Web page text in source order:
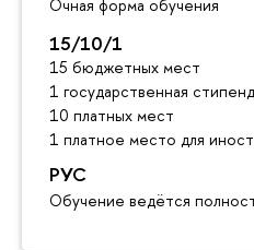
Очная форма обучения
15/10/1
15 бюджетных мест
1 государственная
10 платных мест
1 платное место для
РУС
Обучение ведётся